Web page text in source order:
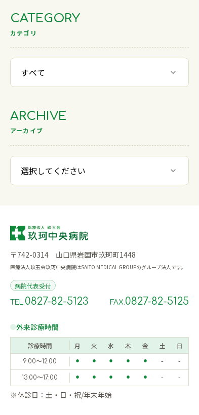
CATEGORY
カテゴリ
ARCHIVE
アーカイブ
〒742-0314 山口県岩国市玖珂町1448
医療法人玖玉会玖珂中央病院はSAITO MEDICAL GROUPのグループ法人です。
病院代表受付
TEL.0827-82-5123 FAX.0827-82-5125
外来診療時間
診療時間 月 火 水 木 金 土 日
9:00〜12:00 ⚫︎ ⚫︎ ⚫︎ ⚫︎ ⚫︎ - -
13:00〜17:00 ⚫︎ ⚫︎ ⚫︎ ⚫︎ ⚫︎ - -
※休診日：土・日・祝/年末年始